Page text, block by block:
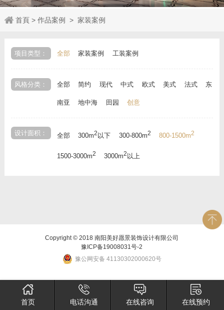
首頁> 作品案例 > 家装案例
项目类型： 全部 家装案例 工装案例
风格分类： 全部 简约 现代 中式 欧式 美式 法式 东
南亚 地中海 田园 创意
设计面积： 全部 300m2 以下 300-800m2 800-1500m2
1500-3000m2 3000m2 以上
Copyright © 2018 南阳美好愿景装饰设计有限公司
豫ICP备19008031号-2
豫公网安备 41130302000620号
首页 电话沟通 在线咨询 在线预约
×